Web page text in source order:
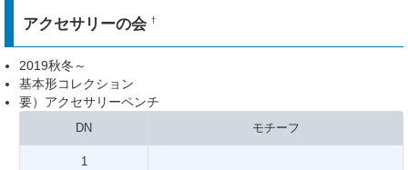
アクセサリーの会†
2019秋冬～
基本形コレクション
要）アクセサリーペンチ
DN モチーフ
1